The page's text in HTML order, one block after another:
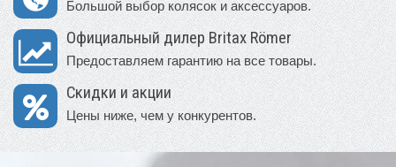
Большой выбор колясок и аксессуаров.
Официальный дилер Britax Römer
Предоставляем гарантию на все товары.
Скидки и акции
Цены ниже, чем у конкурентов.